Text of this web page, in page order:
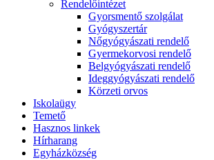
Rendelőintézet
Gyorsmentő szolgálat
Gyógyszertár
Nőgyógyászati rendelő
Gyermekorvosi rendelő
Belgyógyászati rendelő
Ideggyógyászati rendelő
Körzeti orvos
Iskolaügy
Temető
Hasznos linkek
Hírharang
Egyházközség